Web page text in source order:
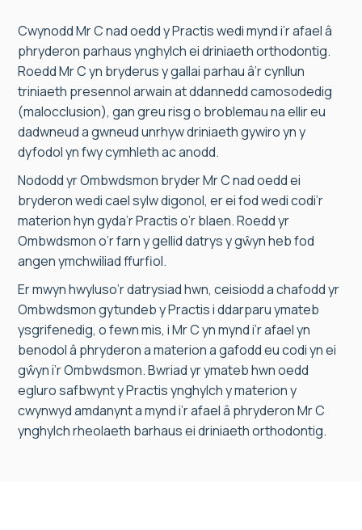
Cwynodd Mr C nad oedd y Practis wedi mynd i’r afael â
phryderon parhaus ynghylch ei driniaeth orthodontig.
Roedd Mr C yn bryderus y gallai parhau â’r cynllun
triniaeth presennol arwain at ddannedd camosodedig
(malocclusion), gan greu risg o broblemau na ellir eu
dadwneud a gwneud unrhyw driniaeth gywiro yn y
dyfodol yn fwy cymhleth ac anodd.
Nododd yr Ombwdsmon bryder Mr C nad oedd ei
bryderon wedi cael sylw digonol, er ei fod wedi codi’r
materion hyn gyda’r Practis o’r blaen. Roedd yr
Ombwdsmon o’r farn y gellid datrys y gŵyn heb fod
angen ymchwiliad ffurfiol.
Er mwyn hwyluso’r datrysiad hwn, ceisiodd a chafodd yr
Ombwdsmon gytundeb y Practis i ddarparu ymateb
ysgrifenedig, o fewn mis, i Mr C yn mynd i’r afael yn
benodol â phryderon a materion a gafodd eu codi yn ei
gŵyn i’r Ombwdsmon. Bwriad yr ymateb hwn oedd
egluro safbwynt y Practis ynghylch y materion y
cwynwyd amdanynt a mynd i’r afael â phryderon Mr C
ynghylch rheolaeth barhaus ei driniaeth orthodontig.